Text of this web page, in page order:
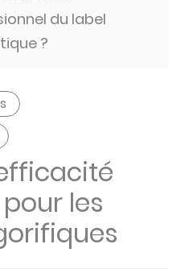
du label
?
les